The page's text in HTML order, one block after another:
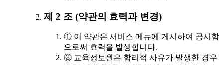
제 2 조 (약관의 효력과 변경)
① 이 약관은 서비스 메뉴에 게시하여 공시함
으로써 효력을 발생합니다.
② 교육정보원은 합리적 사유가 발생한 경우